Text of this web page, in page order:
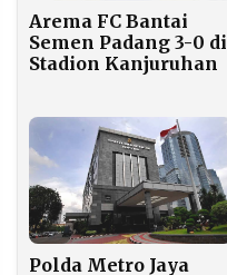
Arema FC Bantai
Semen Padang 3-0 di
Stadion Kanjuruhan
Polda Metro Jaya